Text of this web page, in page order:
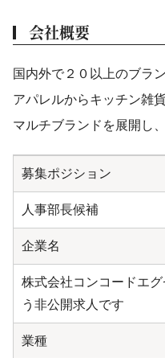
会社概要
国内外で２０以上のブラ
アパレルからキッチン雑
マルチブランドを展開し
募集ポジション
人事部長候補
企業名
株式会社コンコードエ
う非公開求人です
業種